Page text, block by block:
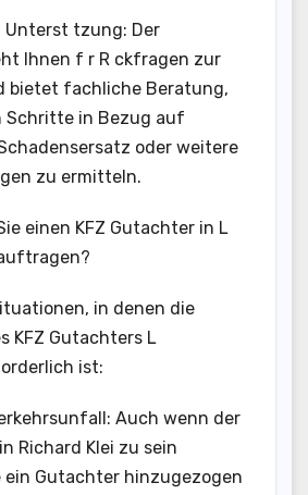
Unterst tzung: Der
Ihnen f r R ckfragen zur
bietet fachliche Beratung,
Schritte in Bezug auf
oder weitere
zu ermitteln.
einen KFZ Gutachter in L
in denen die
KFZ Gutachters L
ist:
Auch wenn der
Richard Klei zu sein
ein Gutachter hinzugezogen